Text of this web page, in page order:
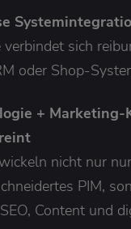
verbindet sich
oder Shop-
+ Marketing-
nicht nur
PIM,
Content und